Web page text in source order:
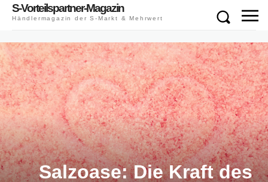
S-Vorteilspartner-Magazin
Händlermagazin der S-Markt & Mehrwert
Salzoase: Die Kraft des